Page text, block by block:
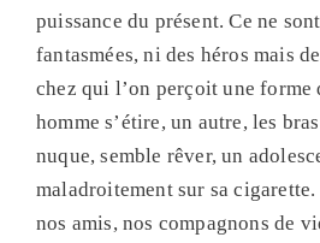
puissance du présent. Ce ne
fantasmées, ni des héros mais
chez qui l’on perçoit une forme
homme s’étire, un autre, les
nuque, semble rêver, un
maladroitement sur sa cigarette.
nos amis, nos compagnons de